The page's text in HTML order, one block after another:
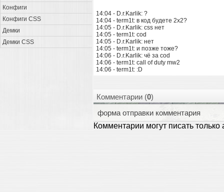
Конфиги
Конфиги CSS
Демки
Демки CSS
14:04 - D.r.Karlik: ?
14:04 - term1t: в код будете 2х2?
14:05 - D.r.Karlik: css нет
14:05 - term1t: cod
14:05 - D.r.Karlik: нет
14:05 - term1t: и позже тоже?
14:06 - D.r.Karlik: чё за cod
14:06 - term1t: call of duty mw2
14:06 - term1t: :D
Комментарии (0)
форма отправки комментария
Комментарии могут писать